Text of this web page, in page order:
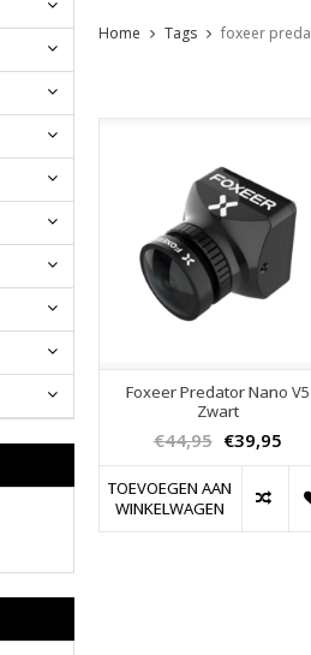
Home Tags foxeer
Foxeer Predator Nano V5
Zwart
€44,95 €39,95
TOEVOEGEN AAN
WINKELWAGEN